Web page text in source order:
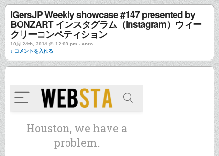
IGersJP Weekly showcase #147 presented by
BONZART インスタグラム（instagram）ウィー
クリーコンペティション
10月 24th, 2014 @ 12:08 pm › enzo
↓ コメントを入れる